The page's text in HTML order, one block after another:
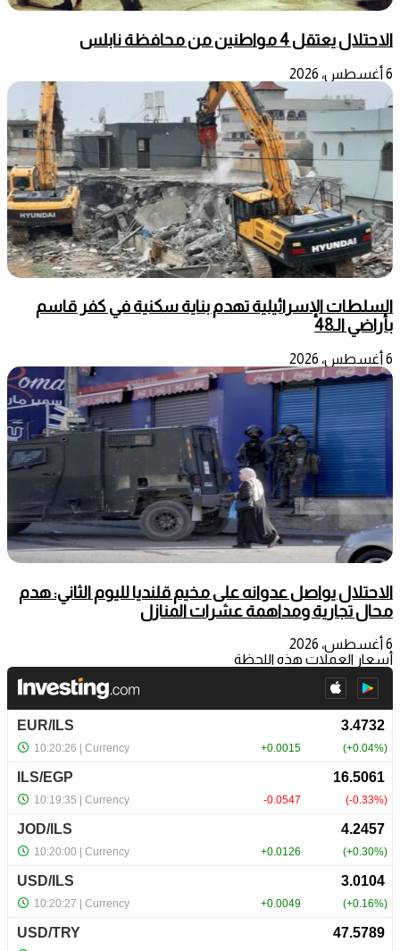
الاحتلال يعتقل 4 مواطنين من محافظة نابلس
6 أغسطس، 2026
السلطات الإسرائيلية تهدم بناية سكنية في كفر قاسم
بأراضي الـ48
6 أغسطس، 2026
الاحتلال يواصل عدوانه على مخيم قلنديا لليوم الثاني: هدم
محال تجارية ومداهمة عشرات المنازل
6 أغسطس، 2026
أسعار العملات هذه اللحظة